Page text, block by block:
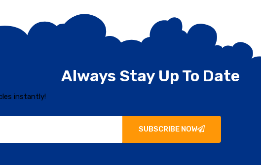
Always Stay Up To Date
instantly!
SUBSCRIBE NOW